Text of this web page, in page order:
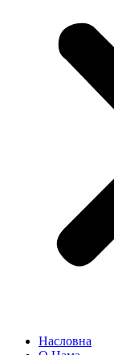
Насловна